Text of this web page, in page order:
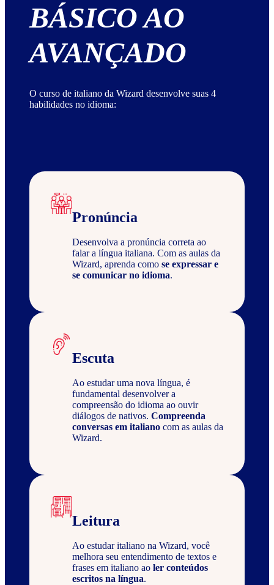
BÁSICO AO
AVANÇADO
O curso de italiano da Wizard desenvolve suas 4
habilidades no idioma:
Pronúncia
Desenvolva a pronúncia correta ao
falar a língua italiana. Com as aulas da
Wizard, aprenda como se expressar e
se comunicar no idioma.
Escuta
Ao estudar uma nova língua, é
fundamental desenvolver a
compreensão do idioma ao ouvir
diálogos de nativos. Compreenda
conversas em italiano com as aulas da
Wizard.
Leitura
Ao estudar italiano na Wizard, você
melhora seu entendimento de textos e
frases em italiano ao ler conteúdos
escritos na língua.